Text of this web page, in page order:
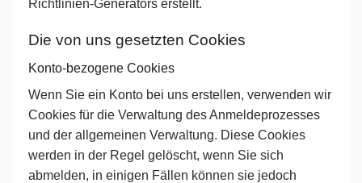
Richtlinien-Generators erstellt.
Die von uns gesetzten Cookies
Konto-bezogene Cookies
Wenn Sie ein Konto bei uns erstellen, verwenden wir
Cookies für die Verwaltung des Anmeldeprozesses
und der allgemeinen Verwaltung. Diese Cookies
werden in der Regel gelöscht, wenn Sie sich
abmelden, in einigen Fällen können sie jedoch